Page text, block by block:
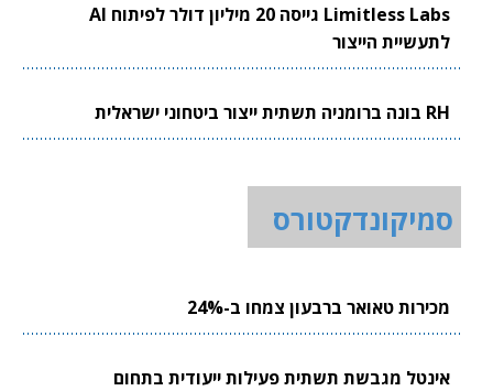
Limitless Labs גייסה 20 מיליון דולר לפיתוח AI
לתעשיית הייצור
RH בונה ברומניה תשתית ייצור ביטחוני ישראלית
סמיקונדקטורס
מכירות טאואר ברבעון צמחו ב-24%
אינטל מגבשת תשתית פעילות ייעודית בתחום